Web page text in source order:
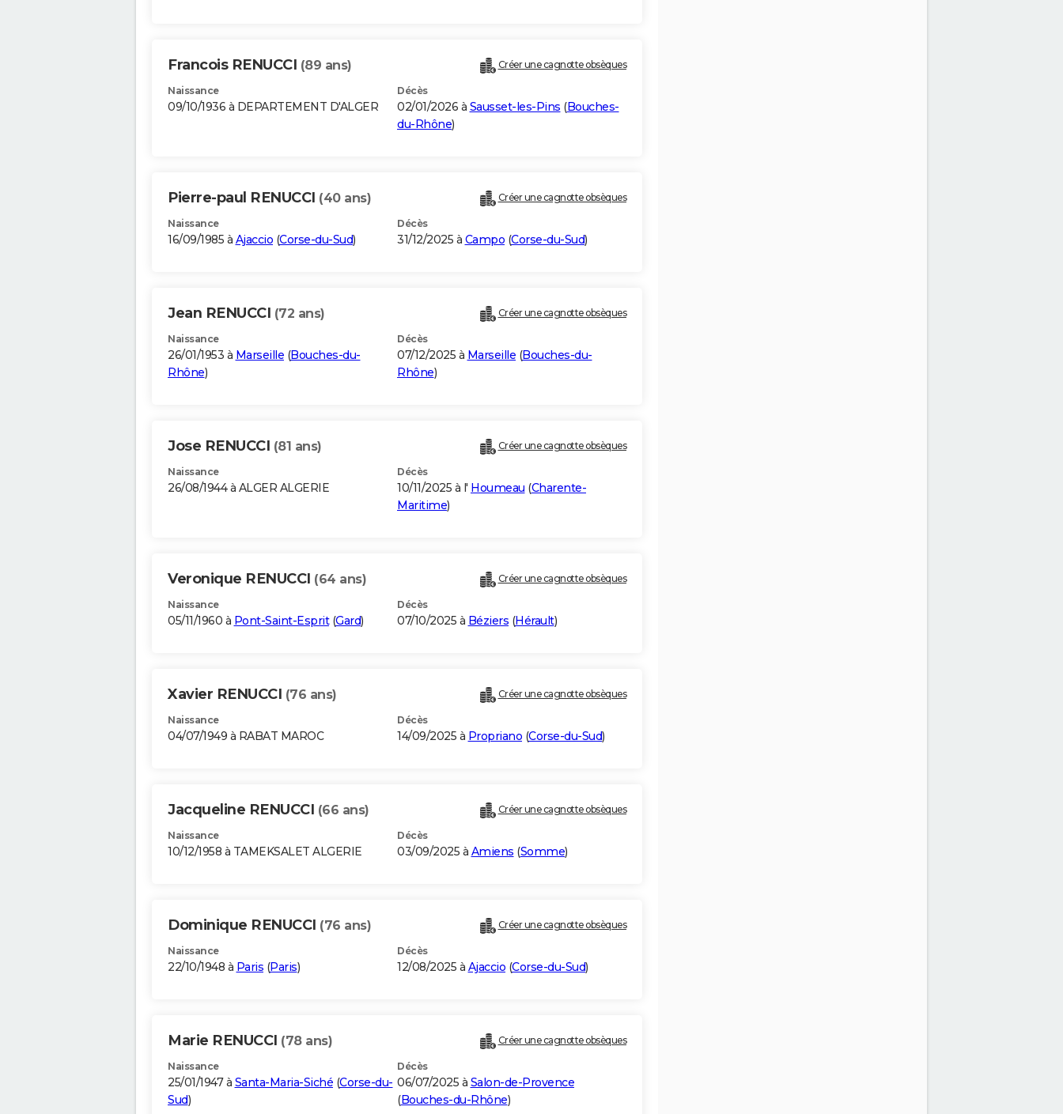
Francois RENUCCI (89 ans) Créer une cagnotte obsèques
Naissance
09/10/1936 à DEPARTEMENT D'ALGER
Décès
02/01/2026 à Sausset-les-Pins (Bouches-
du-Rhône)
Pierre-paul RENUCCI (40 ans) Créer une cagnotte obsèques
Naissance
16/09/1985 à Ajaccio (Corse-du-Sud)
Décès
31/12/2025 à Campo (Corse-du-Sud)
Jean RENUCCI (72 ans) Créer une cagnotte obsèques
Naissance
26/01/1953 à Marseille (Bouches-du-
Rhône)
Décès
07/12/2025 à Marseille (Bouches-du-
Rhône)
Jose RENUCCI (81 ans) Créer une cagnotte obsèques
Naissance
26/08/1944 à ALGER ALGERIE
Décès
10/11/2025 à l' Houmeau (Charente-
Maritime)
Veronique RENUCCI (64 ans) Créer une cagnotte obsèques
Naissance
05/11/1960 à Pont-Saint-Esprit(Gard)
Décès
07/10/2025 à Béziers (Hérault)
Xavier RENUCCI (76 ans) Créer une cagnotte obsèques
Naissance
04/07/1949 à RABAT MAROC
Décès
14/09/2025 à Propriano (Corse-du-Sud)
Jacqueline RENUCCI (66 ans) Créer une cagnotte obsèques
Naissance
10/12/1958 à TAMEKSALET ALGERIE
Décès
03/09/2025 à Amiens (Somme)
Dominique RENUCCI (76 ans) Créer une cagnotte obsèques
Naissance
22/10/1948 à Paris (Paris)
Décès
12/08/2025 à Ajaccio (Corse-du-Sud)
Marie RENUCCI (78 ans) Créer une cagnotte obsèques
Naissance
25/01/1947 à Santa-Maria-Siché (Corse-du-
Sud)
Décès
06/07/2025 à Salon-de-Provence
(Bouches-du-Rhône)